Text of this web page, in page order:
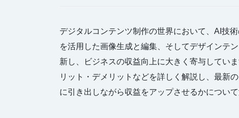
デジタルコンテンツ制作の世界において、AI技
を活用した画像生成と編集、そしてデザインテ
新し、ビジネスの収益向上に大きく寄与してい
リット・デメリットなどを詳しく解説し、最新
に引き出しながら収益をアップさせるかについて